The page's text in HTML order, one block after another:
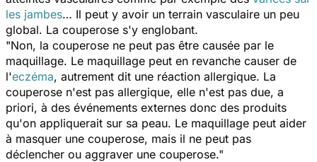
les jambes… Il peut y avoir un terrain vasculaire un peu
global. La couperose s'y englobant.
"Non, la couperose ne peut pas être causée par le
maquillage. Le maquillage peut en revanche causer de
l'eczéma, autrement dit une réaction allergique. La
couperose n'est pas allergique, elle n'est pas due, a
priori, à des événements externes donc des produits
qu'on appliquerait sur sa peau. Le maquillage peut aider
à masquer une couperose, mais il ne peut pas
déclencher ou aggraver une couperose."